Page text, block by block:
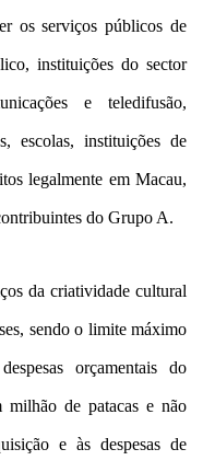
os serviços públicos de
instituições do sector
e teledifusão,
escolas, instituições de
legalmente em Macau,
do Grupo A.
da criatividade cultural
sendo o limite máximo
orçamentais do
de patacas e não
e às despesas de